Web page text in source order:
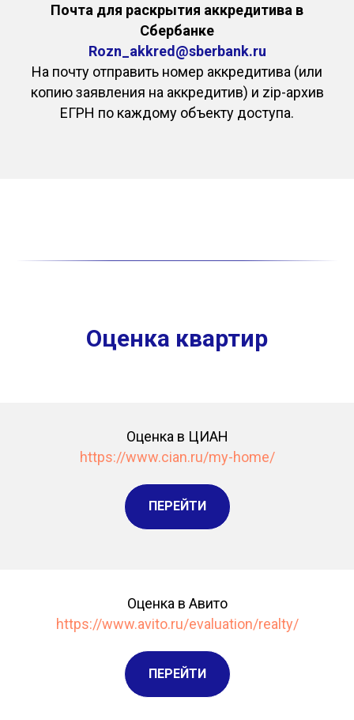
Почта для раскрытия аккредитива в
Сбербанке
Rozn_akkred@sberbank.ru
На почту отправить номер аккредитива (или
копию заявления на аккредитив) и zip-архив
ЕГРН по каждому объекту доступа.
Оценка квартир
Оценка в ЦИАН
https://www.cian.ru/my-home/
ПЕРЕЙТИ
Оценка в Авито
https://www.avito.ru/evaluation/realty/
ПЕРЕЙТИ